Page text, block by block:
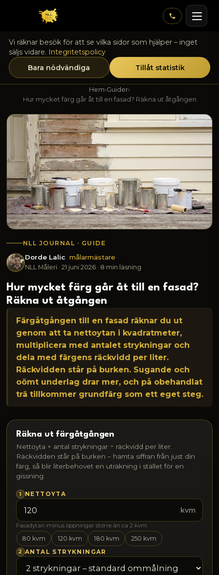
Vi räknar besök för att se vilka sidor som hjälper – inget
säljs vidare. Integritetspolicy
Bara nödvändiga
Tillåt statistik
Hem›Guider›
Hur mycket färg går åt till en fasad? Räkna ut åtgången
NLL JOURNAL · GUIDE
Dorde Lalic målarmästare
NLL Måleri · 21 juni 2026· 8 min läsning
Hur mycket färg går åt till en fasad?
Räkna ut åtgången
Färgåtgången till en fasad räknar du ut
genom att ta nettoytan i kvadratmeter,
multiplicera med antalet strykningar och
dela med färgens räckvidd per liter.
Räckvidden står på burken. Sugande och
oömt underlag drar mer, och på obehandlat
trä tillkommer grundfärg som ett eget steg.
Räkna ut färgåtgången
Nettoyta × antal strykningar ÷ räckvidd per liter.
Räckvidden står på burken – hämta siffran från just din
färg, så blir literbehovet en uträkning i stället för en
gissning.
1 NETTOYTA
kvm
Fasadytan minus öppningar större än ca 2 kvm
80 kvm 120 kvm 180 kvm 250 kvm
2 ANTAL STRYKNINGAR